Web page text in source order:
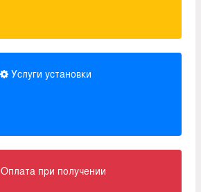
Услуги установки
Оплата при получении